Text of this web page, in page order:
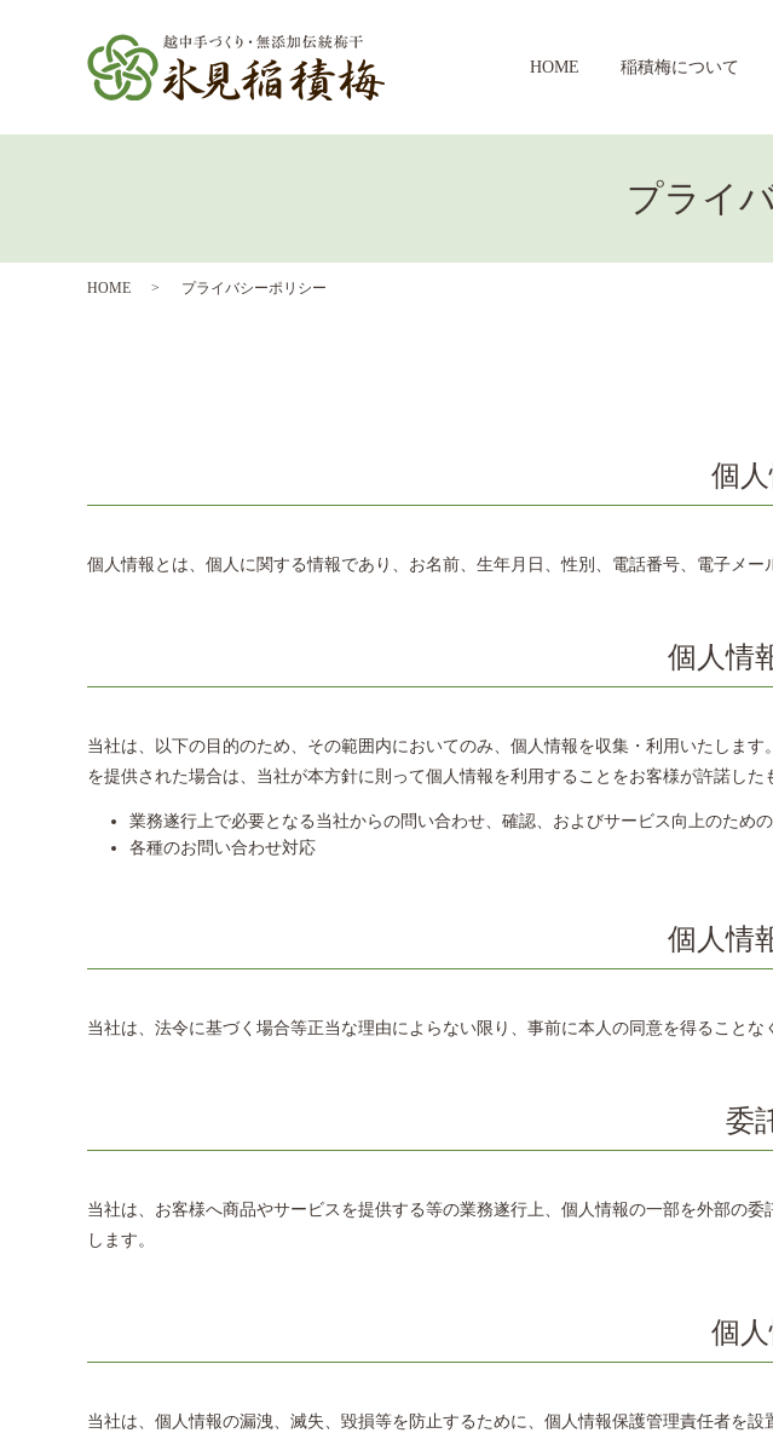
HOME 稲積梅について
プライ
HOME プライバシーポリシー
個
個人情報とは、個人に関する情報であり、お名前、生年月日、性別、電話番号、電子メ
個人情
当社は、以下の目的のため、その範囲内においてのみ、個人情報を収集・利用いたしま
を提供された場合は、当社が本方針に則って個人情報を利用することをお客様が許諾した
業務遂行上で必要となる当社からの問い合わせ、確認、およびサービス向上のため
各種のお問い合わせ対応
個人情
当社は、法令に基づく場合等正当な理由によらない限り、事前に本人の同意を得ること
委
当社は、お客様へ商品やサービスを提供する等の業務遂行上、個人情報の一部を外部の
します。
個
当社は、個人情報の漏洩、滅失、毀損等を防止するために、個人情報保護管理責任者を